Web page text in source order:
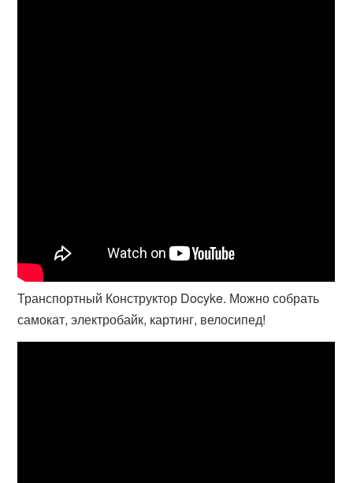
Транспортный Конструктор Docyke. Можно собрать
самокат, электробайк, картинг, велосипед!